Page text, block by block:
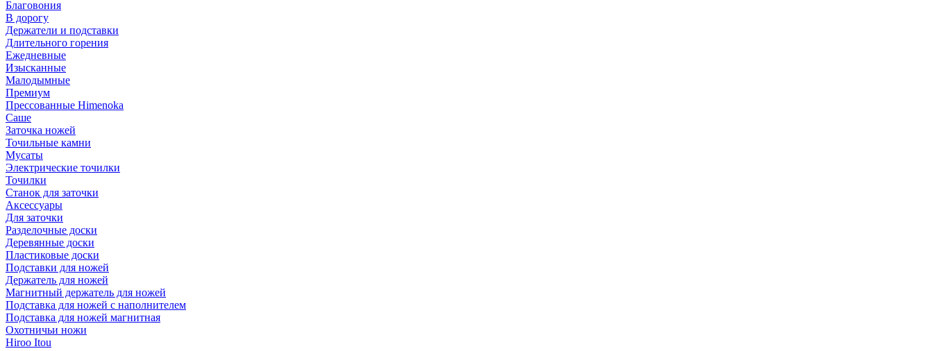
Благовония
В дорогу
Держатели и подставки
Длительного горения
Ежедневные
Изысканные
Малодымные
Премиум
Прессованные Himenoka
Саше
Заточка ножей
Точильные камни
Мусаты
Электрические точилки
Точилки
Станок для заточки
Аксессуары
Для заточки
Разделочные доски
Деревянные доски
Пластиковые доски
Подставки для ножей
Держатель для ножей
Магнитный держатель для ножей
Подставка для ножей с наполнителем
Подставка для ножей магнитная
Охотничьи ножи
Hiroo Itou